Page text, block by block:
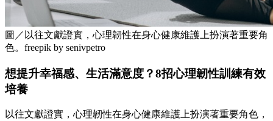
圖／以往文獻證實，心理韌性在身心健康維護上扮演著重要角
色。freepik by senivpetro
想提升幸福感、生活滿意度？8招心理韌性訓練有效
培養
以往文獻證實，心理韌性在身心健康維護上扮演著重要角色，